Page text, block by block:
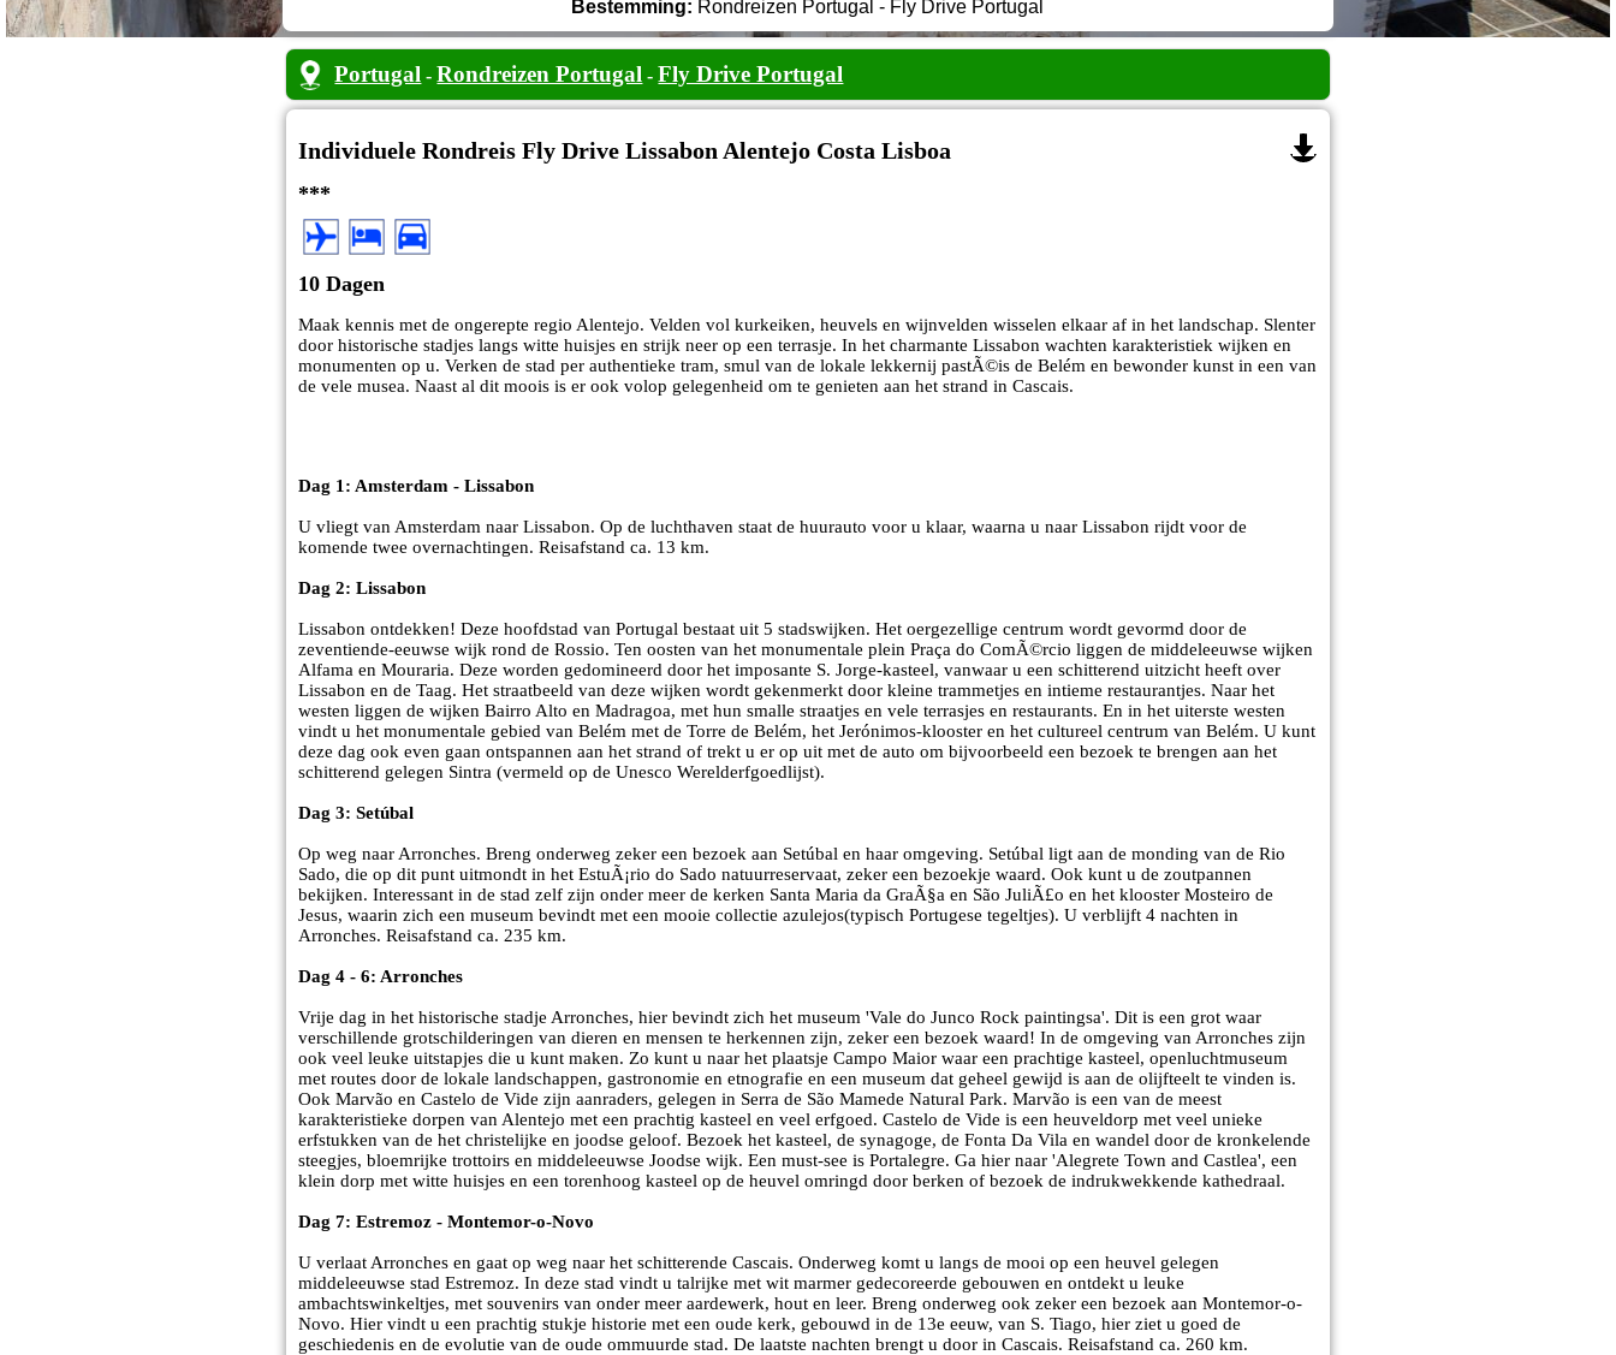
Bestemming: Rondreizen Portugal - Fly Drive Portugal
Portugal - Rondreizen Portugal - Fly Drive Portugal
Individuele Rondreis Fly Drive Lissabon Alentejo Costa Lisboa
***
10 Dagen
Maak kennis met de ongerepte regio Alentejo. Velden vol kurkeiken, heuvels en wijnvelden wisselen elkaar af in het landschap. Slenter
door historische stadjes langs witte huisjes en strijk neer op een terrasje. In het charmante Lissabon wachten karakteristiek wijken en
monumenten op u. Verken de stad per authentieke tram, smul van de lokale lekkernij pastÃ©is de Belém en bewonder kunst in een van
de vele musea. Naast al dit moois is er ook volop gelegenheid om te genieten aan het strand in Cascais.
Dag 1: Amsterdam - Lissabon
U vliegt van Amsterdam naar Lissabon. Op de luchthaven staat de huurauto voor u klaar, waarna u naar Lissabon rijdt voor de
komende twee overnachtingen. Reisafstand ca. 13 km.
Dag 2: Lissabon
Lissabon ontdekken! Deze hoofdstad van Portugal bestaat uit 5 stadswijken. Het oergezellige centrum wordt gevormd door de
zeventiende-eeuwse wijk rond de Rossio. Ten oosten van het monumentale plein Praça do ComÃ©rcio liggen de middeleeuwse wijken
Alfama en Mouraria. Deze worden gedomineerd door het imposante S. Jorge-kasteel, vanwaar u een schitterend uitzicht heeft over
Lissabon en de Taag. Het straatbeeld van deze wijken wordt gekenmerkt door kleine trammetjes en intieme restaurantjes. Naar het
westen liggen de wijken Bairro Alto en Madragoa, met hun smalle straatjes en vele terrasjes en restaurants. En in het uiterste westen
vindt u het monumentale gebied van Belém met de Torre de Belém, het Jerónimos-klooster en het cultureel centrum van Belém. U kunt
deze dag ook even gaan ontspannen aan het strand of trekt u er op uit met de auto om bijvoorbeeld een bezoek te brengen aan het
schitterend gelegen Sintra (vermeld op de Unesco Werelderfgoedlijst).
Dag 3: Setúbal
Op weg naar Arronches. Breng onderweg zeker een bezoek aan Setúbal en haar omgeving. Setúbal ligt aan de monding van de Rio
Sado, die op dit punt uitmondt in het EstuÃ¡rio do Sado natuurreservaat, zeker een bezoekje waard. Ook kunt u de zoutpannen
bekijken. Interessant in de stad zelf zijn onder meer de kerken Santa Maria da GraÃ§a en São JuliÃ£o en het klooster Mosteiro de
Jesus, waarin zich een museum bevindt met een mooie collectie azulejos(typisch Portugese tegeltjes). U verblijft 4 nachten in
Arronches. Reisafstand ca. 235 km.
Dag 4 - 6: Arronches
Vrije dag in het historische stadje Arronches, hier bevindt zich het museum 'Vale do Junco Rock paintingsa'. Dit is een grot waar
verschillende grotschilderingen van dieren en mensen te herkennen zijn, zeker een bezoek waard! In de omgeving van Arronches zijn
ook veel leuke uitstapjes die u kunt maken. Zo kunt u naar het plaatsje Campo Maior waar een prachtige kasteel, openluchtmuseum
met routes door de lokale landschappen, gastronomie en etnografie en een museum dat geheel gewijd is aan de olijfteelt te vinden is.
Ook Marvão en Castelo de Vide zijn aanraders, gelegen in Serra de São Mamede Natural Park. Marvão is een van de meest
karakteristieke dorpen van Alentejo met een prachtig kasteel en veel erfgoed. Castelo de Vide is een heuveldorp met veel unieke
erfstukken van de het christelijke en joodse geloof. Bezoek het kasteel, de synagoge, de Fonta Da Vila en wandel door de kronkelende
steegjes, bloemrijke trottoirs en middeleeuwse Joodse wijk. Een must-see is Portalegre. Ga hier naar 'Alegrete Town and Castlea', een
klein dorp met witte huisjes en een torenhoog kasteel op de heuvel omringd door berken of bezoek de indrukwekkende kathedraal.
Dag 7: Estremoz - Montemor-o-Novo
U verlaat Arronches en gaat op weg naar het schitterende Cascais. Onderweg komt u langs de mooi op een heuvel gelegen
middeleeuwse stad Estremoz. In deze stad vindt u talrijke met wit marmer gedecoreerde gebouwen en ontdekt u leuke
ambachtswinkeltjes, met souvenirs van onder meer aardewerk, hout en leer. Breng onderweg ook zeker een bezoek aan Montemor-o-
Novo. Hier vindt u een prachtig stukje historie met een oude kerk, gebouwd in de 13e eeuw, van S. Tiago, hier ziet u goed de
geschiedenis en de evolutie van de oude ommuurde stad. De laatste nachten brengt u door in Cascais. Reisafstand ca. 260 km.